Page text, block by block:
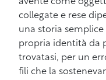
collegate e rese
una storia semplice
propria identità da
trovatasi, per un
fili che la